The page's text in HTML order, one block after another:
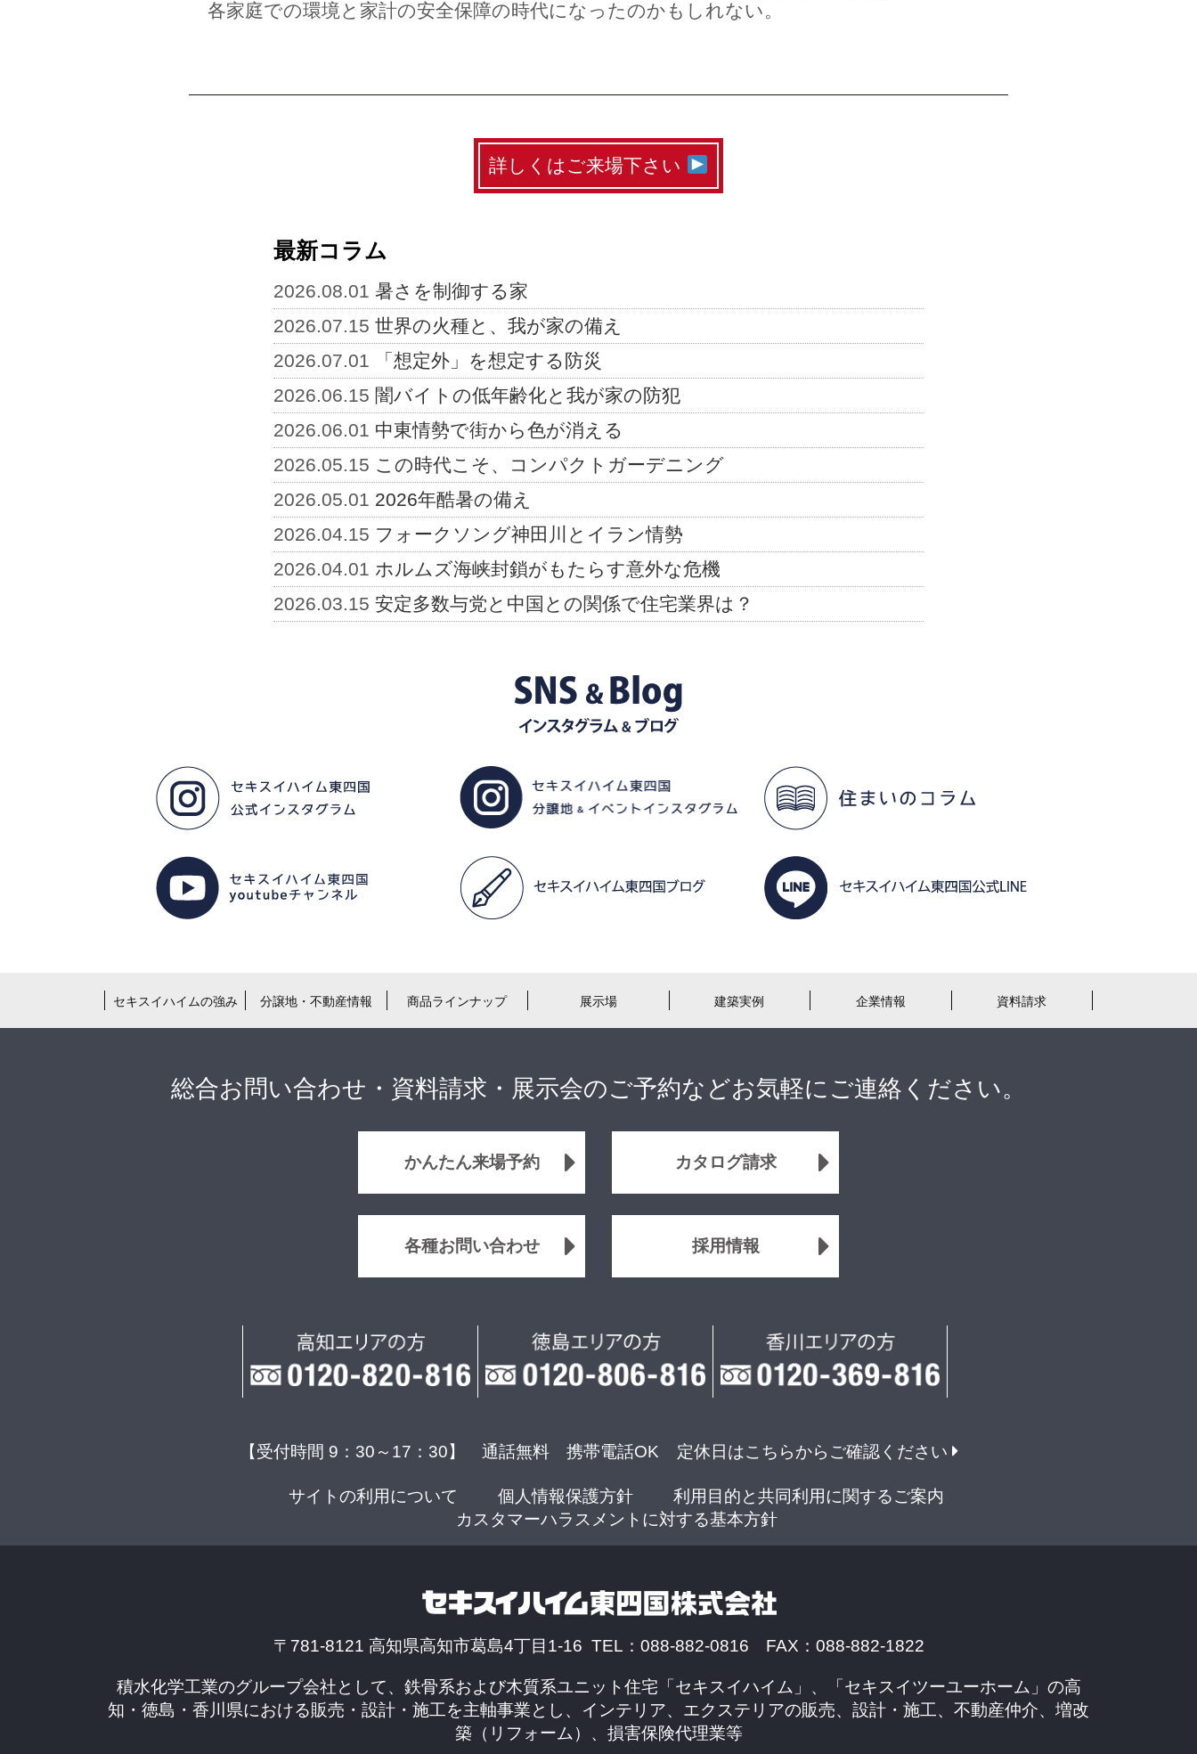
各家庭での環境と家計の安全保障の時代になったのかもしれない。
詳しくはご来場下さい
最新コラム
2026.08.01 暑さを制御する家
2026.07.15 世界の火種と、我が家の備え
2026.07.01
「想定外」を想定する防災
2026.06.15 闇バイトの低年齢化と我が家の防犯
2026.06.01 中東情勢で街から色が消える
2026.05.15 この時代こそ、コンパクトガーデニング
2026.05.01 2026年酷暑の備え
2026.04.15 フォークソング神田川とイラン情勢
2026.04.01 ホルムズ海峡封鎖がもたらす意外な危機
2026.03.15 安定多数与党と中国との関係で住宅業界は？
セキスイハイムの強み 分譲地・不動産情報 商品ラインナップ 展示場 建築実例 企業情報 資料請求
総合お問い合わせ・資料請求・展示会のご予約などお気軽にご連絡ください。
かんたん来場予約 カタログ請求
各種お問い合わせ 採用情報
【受付時間 9：30～17：30】 通話無料 携帯電話OK 定休日はこちらからご確認ください
サイトの利用について 個人情報保護方針
利用目的と共同利用に関するご案内
カスタマーハラスメントに対する基本方針
〒781-8121 高知県高知市葛島4丁目1-16 TEL：088-882-0816 FAX：088-882-1822
積水化学工業のグループ会社として、鉄骨系および木質系ユニット住宅「セキスイハイム」、「セキスイツーユーホーム」の高
知・徳島・香川県における販売・設計・施工を主軸事業とし、インテリア、エクステリアの販売、設計・施工、不動産仲介、増改
築（リフォーム）、損害保険代理業等